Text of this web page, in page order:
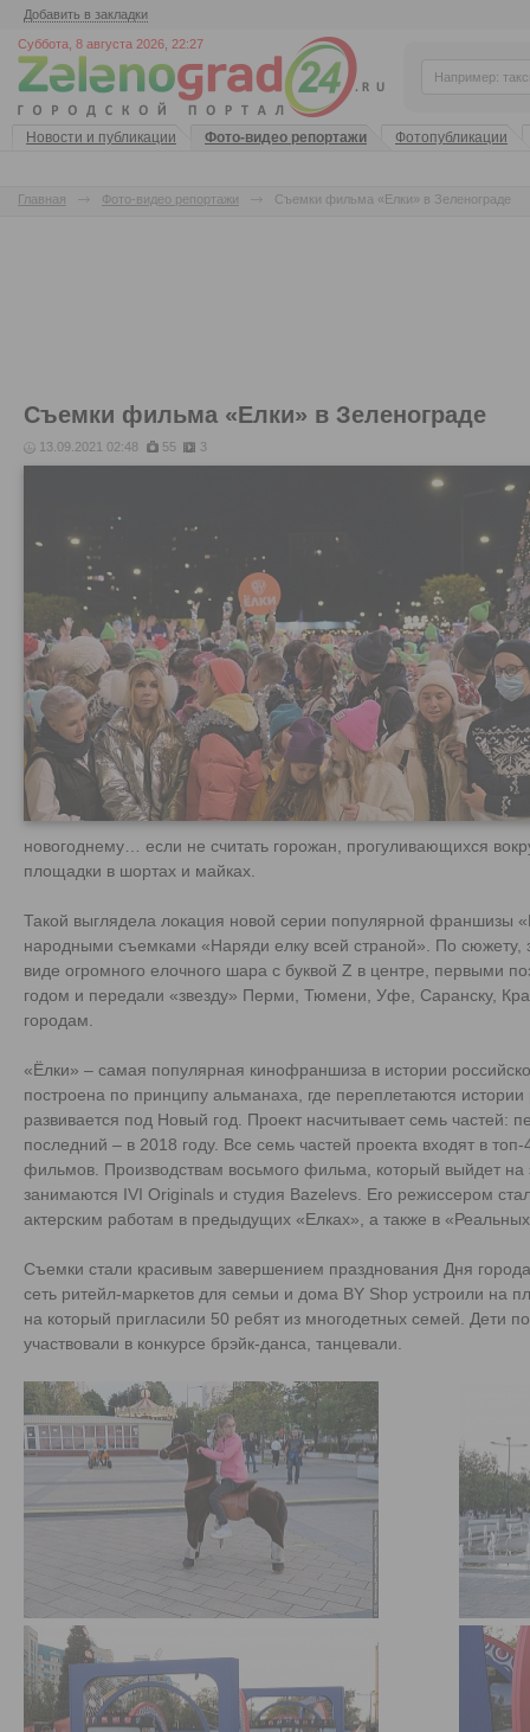
Добавить в закладки
Суббота, 8 августа 2026, 22:27
Новости и публикации Фото-видео репортажи Фотопубликации
Главная Фото-видео репортажи Съемки фильма «Елки» в Зеленограде
Съемки фильма «Елки» в Зеленограде
13.09.2021 02:48 55 3
новогоднему… если не считать горожан, прогуливающихся
площадки в шортах и майках.
Такой выглядела локация новой серии популярной франшизы
народными съемками «Наряди елку всей страной». По сюжету,
виде огромного елочного шара с буквой Z в центре, первыми
годом и передали «звезду» Перми, Тюмени, Уфе, Саранску,
городам.
«Ёлки» – самая популярная кинофраншиза в истории
построена по принципу альманаха, где переплетаются
развивается под Новый год. Проект насчитывает семь частей:
последний – в 2018 году. Все семь частей проекта входят в
фильмов. Производствам восьмого фильма, который выйдет на
занимаются IVI Originals и студия Bazelevs. Его режиссером
актерским работам в предыдущих «Елках», а также в
Съемки стали красивым завершением празднования Дня
сеть ритейл-маркетов для семьи и дома BY Shop устроили на
на который пригласили 50 ребят из многодетных семей. Дети
участвовали в конкурсе брэйк-данса, танцевали.